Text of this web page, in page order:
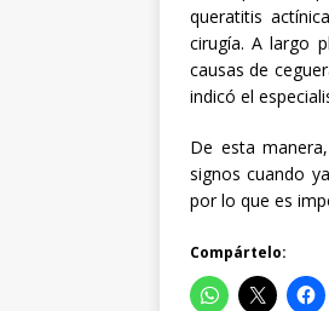
queratitis
cirugía. A largo
causas de
indicó el
De esta
signos cuando
por lo que es
Compártelo: